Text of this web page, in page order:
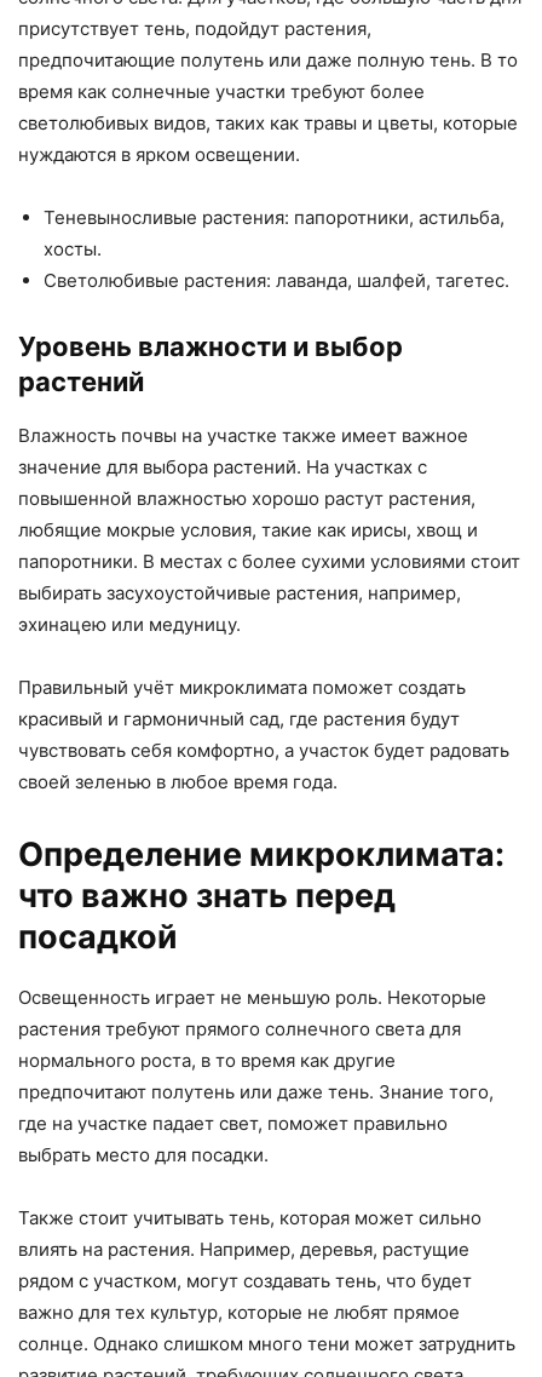
присутствует тень, подойдут растения,
предпочитающие полутень или даже полную тень. В то
время как солнечные участки требуют более
светолюбивых видов, таких как травы и цветы, которые
нуждаются в ярком освещении.
Теневыносливые растения: папоротники, астильба,
хосты.
Светолюбивые растения: лаванда, шалфей, тагетес.
Уровень влажности и выбор
растений
Влажность почвы на участке также имеет важное
значение для выбора растений. На участках с
повышенной влажностью хорошо растут растения,
любящие мокрые условия, такие как ирисы, хвощ и
папоротники. В местах с более сухими условиями стоит
выбирать засухоустойчивые растения, например,
эхинацею или медуницу.
Правильный учёт микроклимата поможет создать
красивый и гармоничный сад, где растения будут
чувствовать себя комфортно, а участок будет радовать
своей зеленью в любое время года.
Определение микроклимата:
что важно знать перед
посадкой
Освещенность играет не меньшую роль. Некоторые
растения требуют прямого солнечного света для
нормального роста, в то время как другие
предпочитают полутень или даже тень. Знание того,
где на участке падает свет, поможет правильно
выбрать место для посадки.
Также стоит учитывать тень, которая может сильно
влиять на растения. Например, деревья, растущие
рядом с участком, могут создавать тень, что будет
важно для тех культур, которые не любят прямое
солнце. Однако слишком много тени может затруднить